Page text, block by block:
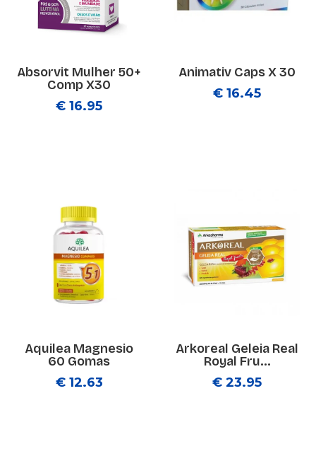
Absorvit Mulher 50+
Comp X30
€ 16.95
Animativ Caps X 30
€ 16.45
Aquilea Magnesio
60 Gomas
€ 12.63
Arkoreal Geleia Real
Royal Fru...
€ 23.95